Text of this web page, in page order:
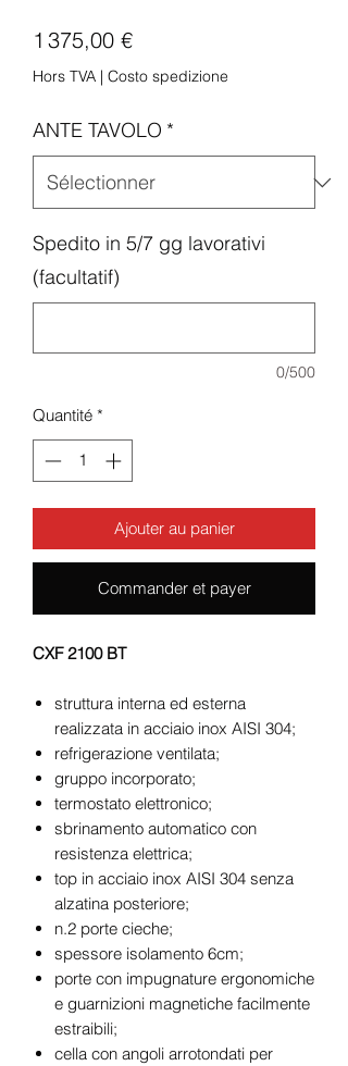
1 375,00 €Prix
Hors TVA | Costo spedizione
ANTE TAVOLO *
Spedito in 5/7 gg lavorativi
(facultatif)
0/500
Quantité *
Ajouter au panier
Commander et payer
CXF 2100 BT
struttura interna ed esterna
realizzata in acciaio inox AISI 304;
refrigerazione ventilata;
gruppo incorporato;
termostato elettronico;
sbrinamento automatico con
resistenza elettrica;
top in acciaio inox AISI 304 senza
alzatina posteriore;
n.2 porte cieche;
spessore isolamento 6cm;
porte con impugnature ergonomiche
e guarnizioni magnetiche facilmente
estraibili;
cella con angoli arrotondati per